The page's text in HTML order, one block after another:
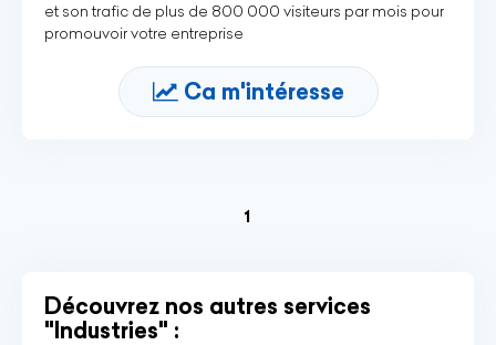
et son trafic de plus de 800 000 visiteurs par mois pour
promouvoir votre entreprise
Ca m'intéresse
1
Découvrez nos autres services
"Industries" :